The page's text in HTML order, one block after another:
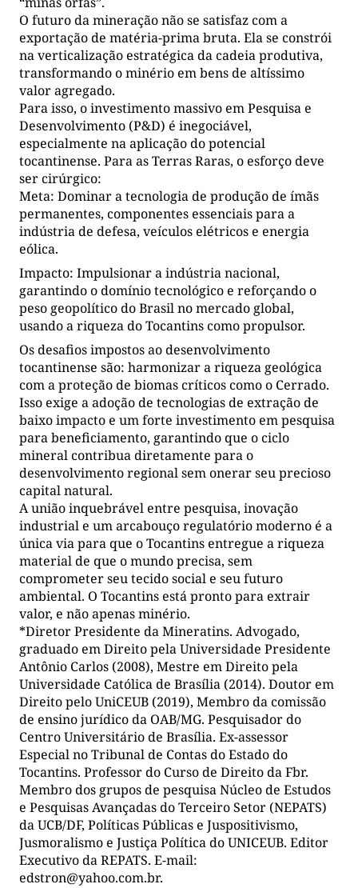
O futuro da mineração não se satisfaz com a
exportação de matéria-prima bruta. Ela se constrói
na verticalização estratégica da cadeia produtiva,
transformando o minério em bens de altíssimo
valor agregado.
Para isso, o investimento massivo em Pesquisa e
Desenvolvimento (P&D) é inegociável,
especialmente na aplicação do potencial
tocantinense. Para as Terras Raras, o esforço deve
ser cirúrgico:
Meta: Dominar a tecnologia de produção de ímãs
permanentes, componentes essenciais para a
indústria de defesa, veículos elétricos e energia
eólica.
Impacto: Impulsionar a indústria nacional,
garantindo o domínio tecnológico e reforçando o
peso geopolítico do Brasil no mercado global,
usando a riqueza do Tocantins como propulsor.
Os desafios impostos ao desenvolvimento
tocantinense são: harmonizar a riqueza geológica
com a proteção de biomas críticos como o Cerrado.
Isso exige a adoção de tecnologias de extração de
baixo impacto e um forte investimento em pesquisa
para beneficiamento, garantindo que o ciclo
mineral contribua diretamente para o
desenvolvimento regional sem onerar seu precioso
capital natural.
A união inquebrável entre pesquisa, inovação
industrial e um arcabouço regulatório moderno é a
única via para que o Tocantins entregue a riqueza
material de que o mundo precisa, sem
comprometer seu tecido social e seu futuro
ambiental. O Tocantins está pronto para extrair
valor, e não apenas minério.
*Diretor Presidente da Mineratins. Advogado,
graduado em Direito pela Universidade Presidente
Antônio Carlos (2008), Mestre em Direito pela
Universidade Católica de Brasília (2014). Doutor em
Direito pelo UniCEUB (2019), Membro da comissão
de ensino jurídico da OAB/MG. Pesquisador do
Centro Universitário de Brasília. Ex-assessor
Especial no Tribunal de Contas do Estado do
Tocantins. Professor do Curso de Direito da Fbr.
Membro dos grupos de pesquisa Núcleo de Estudos
e Pesquisas Avançadas do Terceiro Setor (NEPATS)
da UCB/DF, Políticas Públicas e Juspositivismo,
Jusmoralismo e Justiça Política do UNICEUB. Editor
Executivo da REPATS. E-mail:
edstron@yahoo.com.br.